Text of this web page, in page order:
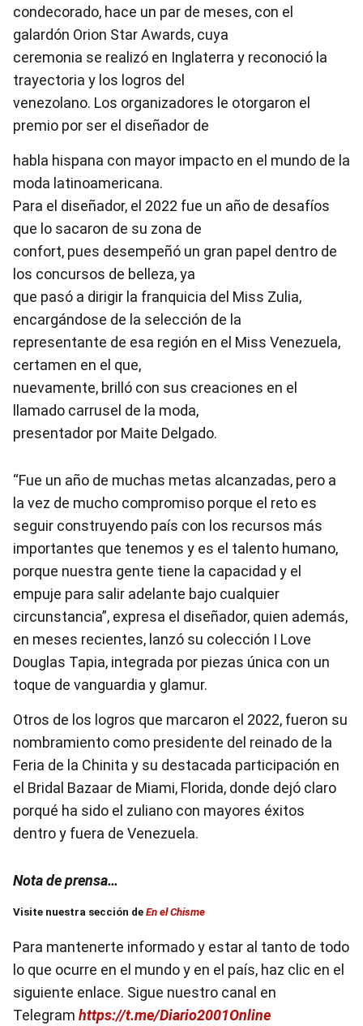
condecorado, hace un par de meses, con el
galardón Orion Star Awards, cuya
ceremonia se realizó en Inglaterra y reconoció la
trayectoria y los logros del
venezolano. Los organizadores le otorgaron el
premio por ser el diseñador de
habla hispana con mayor impacto en el mundo de la
moda latinoamericana.
Para el diseñador, el 2022 fue un año de desafíos
que lo sacaron de su zona de
confort, pues desempeñó un gran papel dentro de
los concursos de belleza, ya
que pasó a dirigir la franquicia del Miss Zulia,
encargándose de la selección de la
representante de esa región en el Miss Venezuela,
certamen en el que,
nuevamente, brilló con sus creaciones en el
llamado carrusel de la moda,
presentador por Maite Delgado.
“Fue un año de muchas metas alcanzadas, pero a
la vez de mucho compromiso porque el reto es
seguir construyendo país con los recursos más
importantes que tenemos y es el talento humano,
porque nuestra gente tiene la capacidad y el
empuje para salir adelante bajo cualquier
circunstancia”, expresa el diseñador, quien además,
en meses recientes, lanzó su colección I Love
Douglas Tapia, integrada por piezas única con un
toque de vanguardia y glamur.
Otros de los logros que marcaron el 2022, fueron su
nombramiento como presidente del reinado de la
Feria de la Chinita y su destacada participación en
el Bridal Bazaar de Miami, Florida, donde dejó claro
porqué ha sido el zuliano con mayores éxitos
dentro y fuera de Venezuela.
Nota de prensa…
Visite nuestra sección de En el Chisme
Para mantenerte informado y estar al tanto de todo
lo que ocurre en el mundo y en el país, haz clic en el
siguiente enlace. Sigue nuestro canal en
Telegram https://t.me/Diario2001Online